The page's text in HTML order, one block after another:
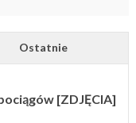
Ostatnie
[ZDJĘCIA]